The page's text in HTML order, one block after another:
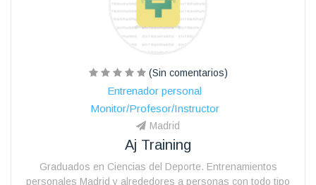
(Sin comentarios)
Entrenador personal
Monitor/Profesor/Instructor
Madrid
Aj Training
Graduados en Ciencias del Deporte. Entrenamientos
personales Madrid y alrededores a personas con todo tipo